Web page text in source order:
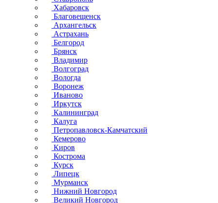
Хабаровск
Благовещенск
Архангельск
Астрахань
Белгород
Брянск
Владимир
Волгоград
Вологда
Воронеж
Иваново
Иркутск
Калининград
Калуга
Петропавловск-Камчатский
Кемерово
Киров
Кострома
Курск
Липецк
Мурманск
Нижний Новгород
Великий Новгород